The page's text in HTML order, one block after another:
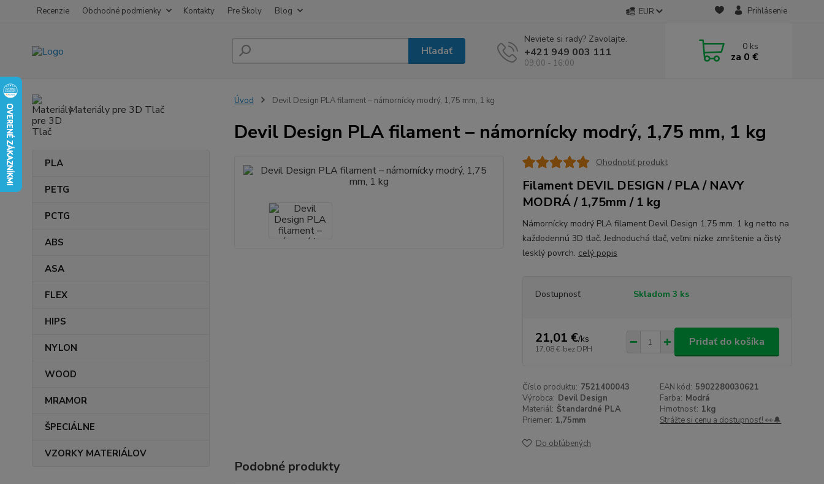
Recenzie Obchodné podmienky Kontakty Pre Školy Blog EUR Prihlásenie
Hľadať
Neviete si rady? Zavolajte.
+421 949 003 111
09:00 - 16:00
0 ks
za 0 €
Materiály pre 3D Tlač
PLA
PETG
PCTG
ABS
ASA
FLEX
HIPS
NYLON
WOOD
MRAMOR
ŠPECIÁLNE
VZORKY MATERIÁLOV
Úvod Devil Design PLA filament – námornícky modrý, 1,75 mm, 1 kg
Devil Design PLA filament – námornícky modrý, 1,75 mm, 1 kg
Ohodnotiť produkt
Filament DEVIL DESIGN / PLA / NAVY
MODRÁ / 1,75mm / 1 kg
Námornícky modrý PLA filament Devil Design 1,75 mm. 1 kg netto na
každodennú 3D tlač. Jednoduchá tlač, veľmi nízke zmrštenie a čistý
lesklý povrch. celý popis
Dostupnosť Skladom 3 ks
21,01 €/ks
17,08 € bez DPH
Pridať do košíka
Číslo produktu: 7521400043 EAN kód: 5902280030621
Výrobca: Devil Design Farba: Modrá
Materiál: Štandardné PLA Hmotnosť: 1kg
Priemer: 1,75mm Strážte si cenu a dostupnosť! 👀🔔
Do obľúbených
Podobné produkty